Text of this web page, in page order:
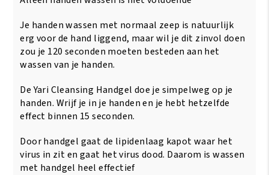
Je handen wassen met normaal zeep is natuurlijk
erg voor de hand liggend, maar wil je dit zinvol doen
zou je 120 seconden moeten besteden aan het
wassen van je handen.
De Yari Cleansing Handgel doe je simpelweg op je
handen. Wrijf je in je handen en je hebt hetzelfde
effect binnen 15 seconden.
Door handgel gaat de lipidenlaag kapot waar het
virus in zit en gaat het virus dood. Daarom is wassen
met handgel heel effectief